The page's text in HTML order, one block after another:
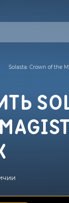
Solasta: Crown of the